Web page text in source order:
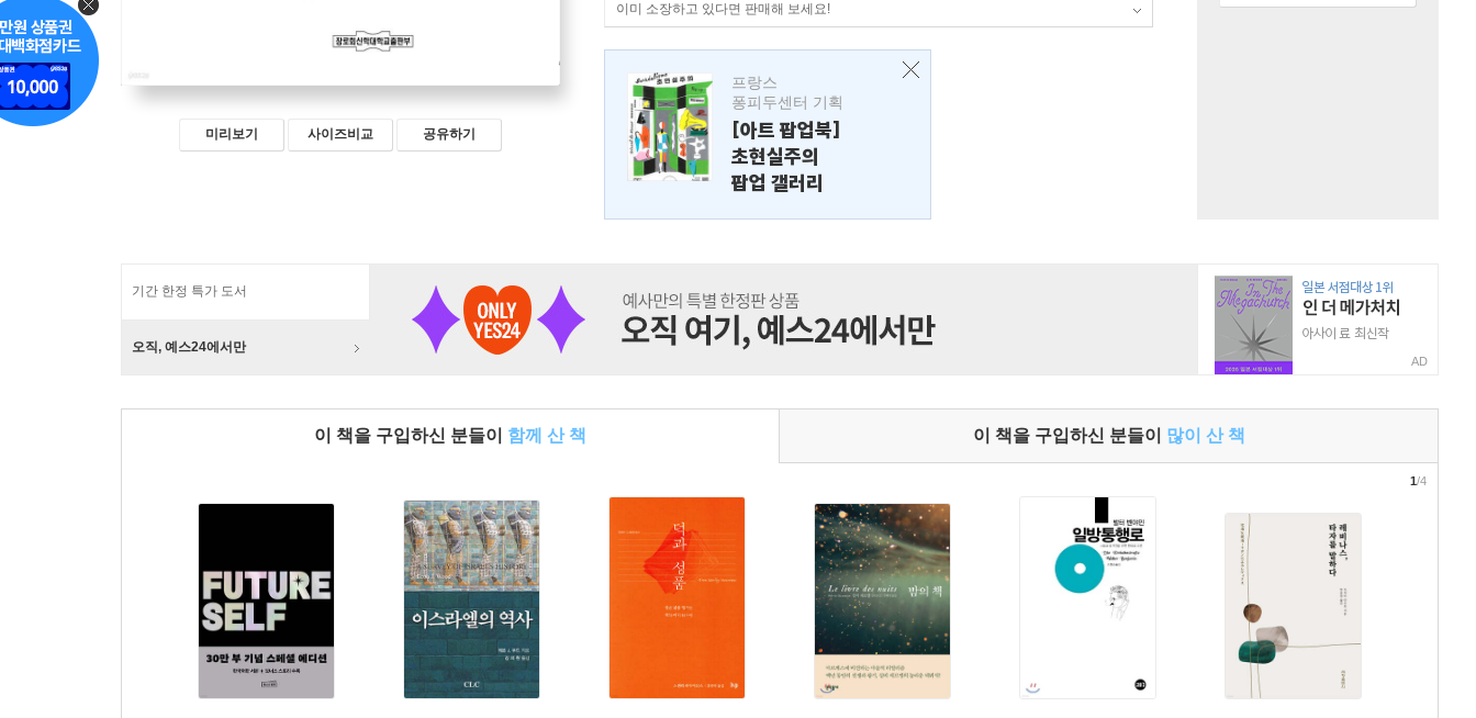
미리보기 사이즈비교 공유하기
이미 소장하고 있다면 판매해 보세요!
프랑스
퐁피두센터 기획
[아트 팝업북]
초현실주의
팝업 갤러리
기간 한정 특가 도서
오직, 예스24에서만
AD
이 책을 구입하신 분들이 함께 산 책 이 책을 구입하신 분들이 많이 산 책
1/4